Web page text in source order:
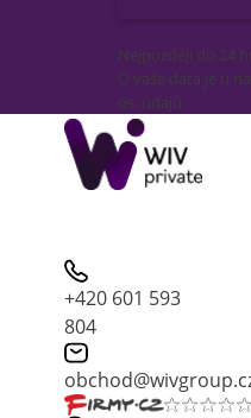
Nejpozději do 24
O vaše data je u
os. údajů.
+420 601 593
804